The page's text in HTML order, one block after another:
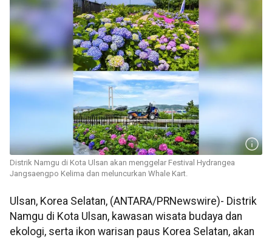
Distrik Namgu di Kota Ulsan akan menggelar Festival Hydrangea
Jangsaengpo Kelima dan meluncurkan Whale Kart.
Ulsan, Korea Selatan, (ANTARA/PRNewswire)- Distrik
Namgu di Kota Ulsan, kawasan wisata budaya dan
ekologi, serta ikon warisan paus Korea Selatan, akan